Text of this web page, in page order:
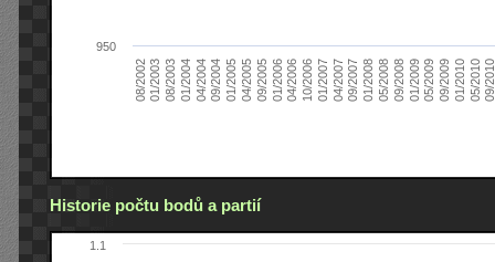
08/200201/200308/200301/200404/200409/200401/200504/200509/200501/200604/200610/200601/200704/200709/200701/200805/200809/200801/200905/200909/200901/201005/201009/
950
Historie počtu bodů a partií
1.1